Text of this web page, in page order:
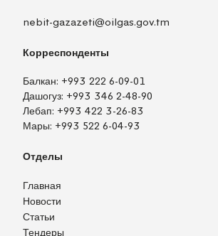
nebit-gazazeti@oilgas.gov.tm
Корреспонденты
Балкан: +993 222 6-09-01
Дашогуз: +993 346 2-48-90
Лебап: +993 422 3-26-83
Мары: +993 522 6-04-93
Отделы
Главная
Новости
Статьи
Тендеры